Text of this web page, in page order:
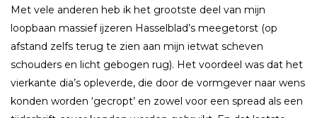
Met vele anderen heb ik het grootste deel van mijn
loopbaan massief ijzeren Hasselblad’s meegetorst (op
afstand zelfs terug te zien aan mijn ietwat scheven
schouders en licht gebogen rug). Het voordeel was dat het
vierkante dia’s opleverde, die door de vormgever naar wens
konden worden ‘gecropt’ en zowel voor een spread als een